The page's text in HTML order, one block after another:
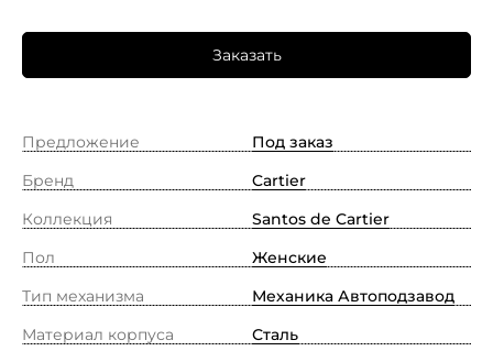
Заказать
Предложение
Под заказ
Бренд
Cartier
Коллекция
Santos de Cartier
Пол
Женские
Тип механизма
Механика Автоподзавод
Материал корпуса
Сталь